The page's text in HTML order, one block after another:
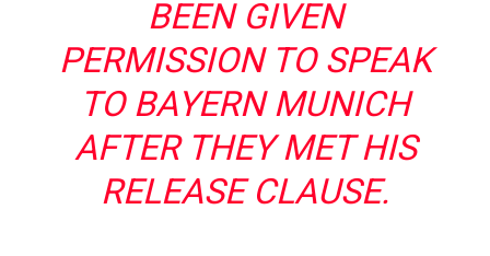
BEEN GIVEN
PERMISSION TO SPEAK
TO BAYERN MUNICH
AFTER THEY MET HIS
RELEASE CLAUSE.